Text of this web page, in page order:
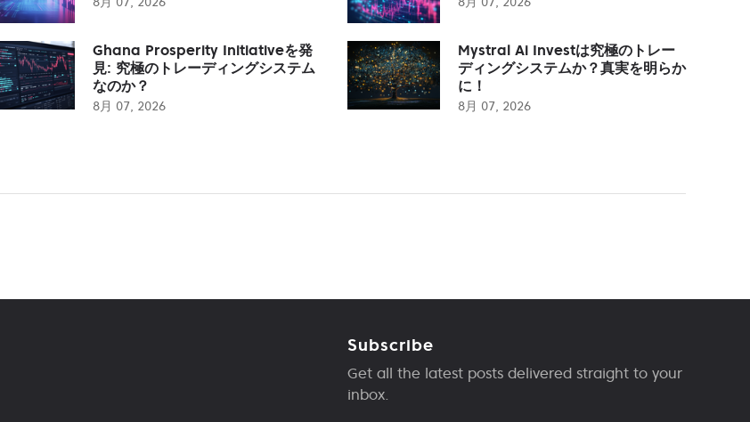
Ghana Prosperity Initiativeを発
見: 究極のトレーディングシステム
なのか？
8月 07, 2026
Mystral Ai Investは究極のトレー
ディングシステムか？真実を明らか
に！
8月 07, 2026
Subscribe
Get all the latest posts delivered straight to your
inbox.